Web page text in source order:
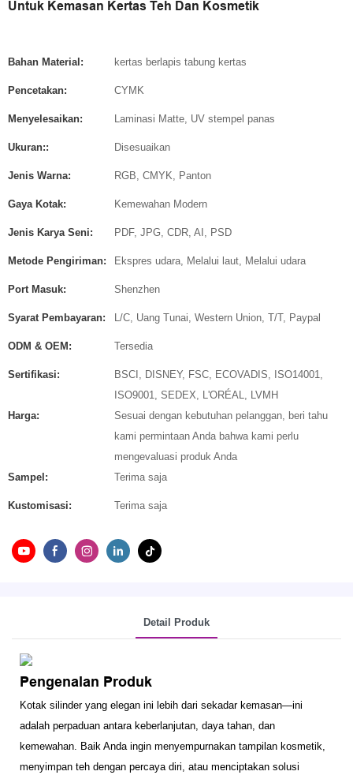
Untuk Kemasan Kertas Teh Dan Kosmetik
Bahan Material: kertas berlapis tabung kertas
Pencetakan: CYMK
Menyelesaikan: Laminasi Matte, UV stempel panas
Ukuran:: Disesuaikan
Jenis Warna: RGB, CMYK, Panton
Gaya Kotak: Kemewahan Modern
Jenis Karya Seni: PDF, JPG, CDR, AI, PSD
Metode Pengiriman: Ekspres udara, Melalui laut, Melalui udara
Port Masuk: Shenzhen
Syarat Pembayaran: L/C, Uang Tunai, Western Union, T/T, Paypal
ODM & OEM: Tersedia
Sertifikasi:
BSCI, DISNEY, FSC, ECOVADIS, ISO14001,
ISO9001, SEDEX, L'ORÉAL, LVMH
Harga:
Sesuai dengan kebutuhan pelanggan, beri tahu
kami permintaan Anda bahwa kami perlu
mengevaluasi produk Anda
Sampel:
Terima saja
Kustomisasi: Terima saja
Detail Produk
Pengenalan Produk
Kotak silinder yang elegan ini lebih dari sekadar kemasan—ini
adalah perpaduan antara keberlanjutan, daya tahan, dan
kemewahan. Baik Anda ingin menyempurnakan tampilan kosmetik,
menyimpan teh dengan percaya diri, atau menciptakan solusi